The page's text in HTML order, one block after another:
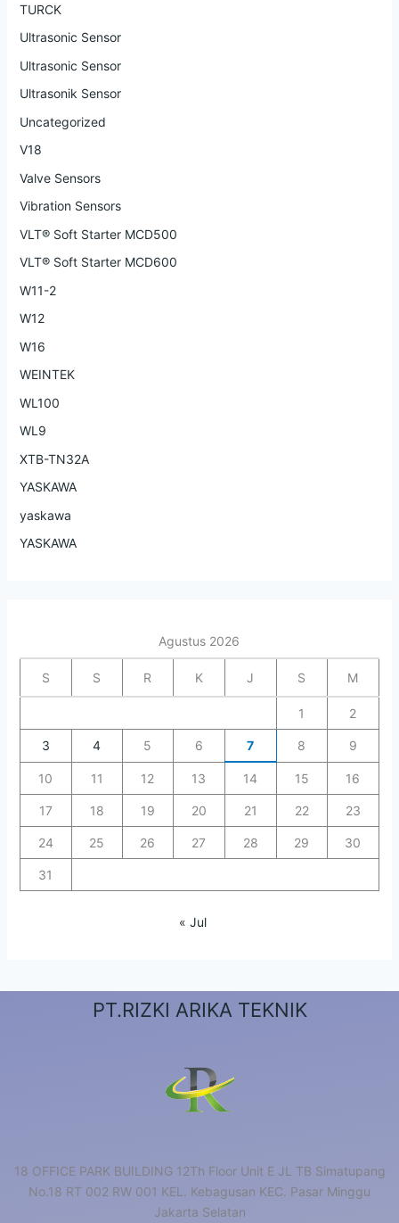
TURCK
Ultrasonic Sensor
Ultrasonic Sensor
Ultrasonik Sensor
Uncategorized
V18
Valve Sensors
Vibration Sensors
VLT® Soft Starter MCD500
VLT® Soft Starter MCD600
W11-2
W12
W16
WEINTEK
WL100
WL9
XTB-TN32A
YASKAWA
yaskawa
YASKAWA
Agustus 2026
S S R K J S M
1 2
3 4 5 6 7 8 9
10 11 12 13 14 15 16
17 18 19 20 21 22 23
24 25 26 27 28 29 30
31
« Jul
PT.RIZKI ARIKA TEKNIK
18 OFFICE PARK BUILDING 12Th Floor Unit E JL TB Simatupang
No.18 RT 002 RW 001 KEL. Kebagusan KEC. Pasar Minggu
Jakarta Selatan